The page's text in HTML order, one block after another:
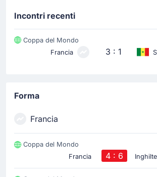
Incontri recenti
Coppa del Mondo
Francia
3 : 1
Forma
Francia
Coppa del Mondo
Francia
4 : 6